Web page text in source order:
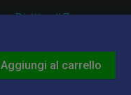
Aggiungi al carrello
Diritto di Recesso